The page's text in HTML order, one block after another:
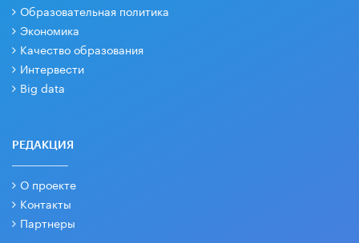
Образовательная политика
Экономика
Качество образования
Интервести
Big data
РЕДАКЦИЯ
О проекте
Контакты
Партнеры